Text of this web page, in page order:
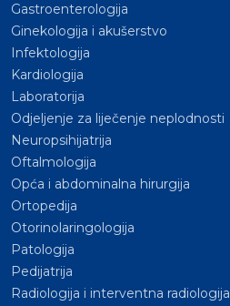
Gastroenterologija
Ginekologija i akušerstvo
Infektologija
Kardiologija
Laboratorija
Odjeljenje za liječenje neplodnosti
Neuropsihijatrija
Oftalmologija
Opća i abdominalna hirurgija
Ortopedija
Otorinolaringologija
Patologija
Pedijatrija
Radiologija i interventna radiologija